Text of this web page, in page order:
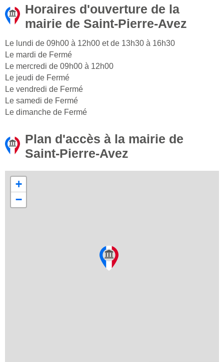
Horaires d'ouverture de la
mairie de Saint-Pierre-Avez
Le lundi de 09h00 à 12h00 et de 13h30 à 16h30
Le mardi de Fermé
Le mercredi de 09h00 à 12h00
Le jeudi de Fermé
Le vendredi de Fermé
Le samedi de Fermé
Le dimanche de Fermé
Plan d'accès à la mairie de
Saint-Pierre-Avez
+
−